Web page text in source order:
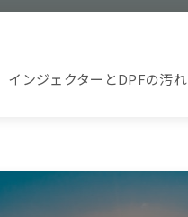
インジェクターとDPFの汚